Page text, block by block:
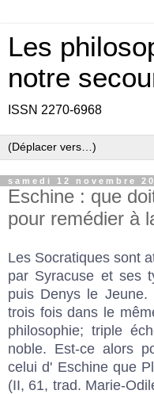
Les
notre
ISSN 2270-6968
samedi 12 novembre
Eschine : que
pour remédier à
Les Socratiques sont
par Syracuse et ses
puis Denys le
trois fois dans le
philosophie; triple
noble. Est-ce alors
celui d' Eschine que
(II, 61, trad. Marie-